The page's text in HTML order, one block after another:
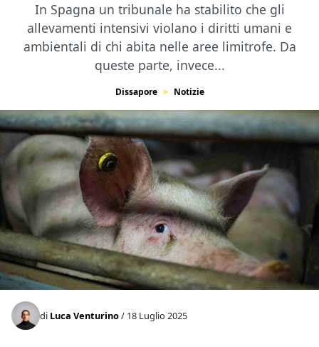
In Spagna un tribunale ha stabilito che gli
allevamenti intensivi violano i diritti umani e
ambientali di chi abita nelle aree limitrofe. Da
queste parte, invece...
Dissapore Notizie
di Luca Venturino/ 18 Luglio 2025